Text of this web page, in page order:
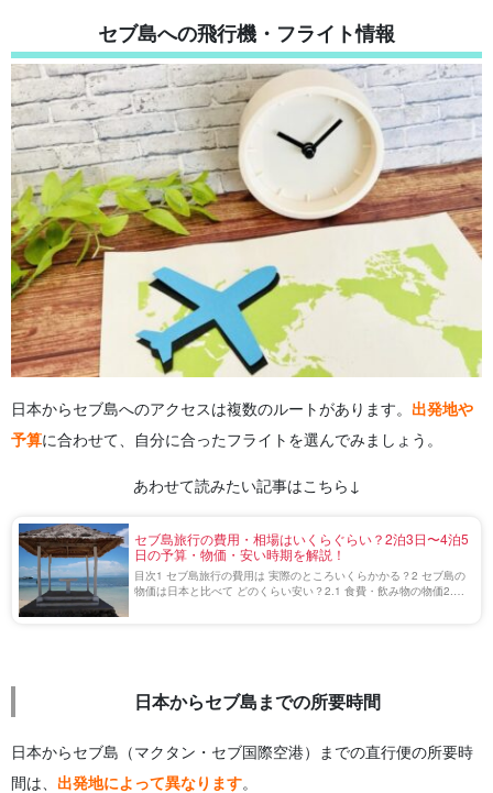
セブ島への飛行機・フライト情報
日本からセブ島へのアクセスは複数のルートがあります。 出発地や
予算に合わせて、自分に合ったフライトを選んでみましょう。
あわせて読みたい記事はこちら↓
セブ島旅行の費用・相場はいくらぐらい？2泊3日〜4泊5
日の予算・物価・安い時期を解説！
目次1 セブ島旅行の費用は 実際のところいくらかかる？2 セブ島の
物価は日本と比べて どのくらい安い？2.1 食費・飲み物の物価2.2
日本からセブ島までの所要時間
日本からセブ島（マクタン・セブ国際空港）までの直行便の所要時
間は、 出発地によって異なります。